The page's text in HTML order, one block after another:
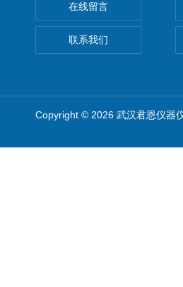
在线留言
联系我们
Copyright © 2026 武汉君恩仪器